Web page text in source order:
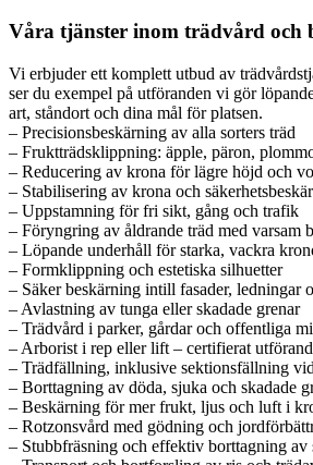
Våra tjänster inom trädvård och
Vi erbjuder ett komplett utbud av
ser du exempel på utföranden vi gör
art, ståndort och dina mål för platsen.
– Precisionsbeskärning av alla sorters träd
– Fruktträdsklippning: äpple, päron,
– Reducering av krona för lägre höjd och
– Stabilisering av krona och
– Uppstamning för fri sikt, gång och trafik
– Föryngring av åldrande träd med varsam
– Löpande underhåll för starka, vackra
– Formklippning och estetiska silhuetter
– Säker beskärning intill fasader, ledningar
– Avlastning av tunga eller skadade grenar
– Trädvård i parker, gårdar och offentliga
– Arborist i rep eller lift – certifierat
– Trädfällning, inklusive sektionsfällning
– Borttagning av döda, sjuka och skadade
– Beskärning för mer frukt, ljus och luft i
– Rotzonsvård med gödning och
– Stubbfräsning och effektiv borttagning av